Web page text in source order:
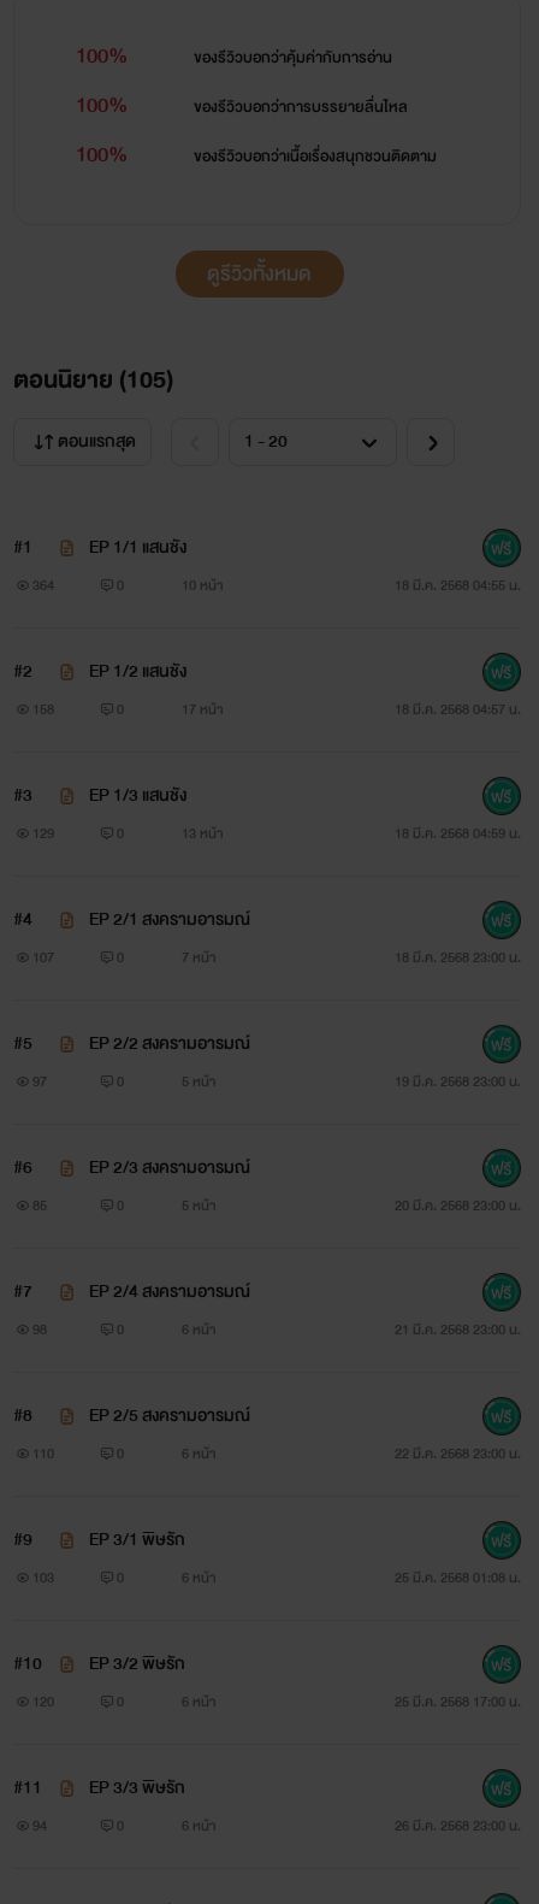
100% ของรีวิวบอกว่าคุ้มค่ากับการอ่าน
100% ของรีวิวบอกว่าการบรรยายลื่นไหล
100% ของรีวิวบอกว่าเนื้อเรื่องสนุกชวนติดตาม
ดูรีวิวทั้งหมด
ตอนนิยาย (105)
ตอนแรกสุด
#1 EP 1/1 แสนชัง
364 0 10 หน้า 18 มี.ค. 2568 04:55 น.
#2 EP 1/2 แสนชัง
158 0 17 หน้า 18 มี.ค. 2568 04:57 น.
#3 EP 1/3 แสนชัง
129 0 13 หน้า 18 มี.ค. 2568 04:59 น.
#4 EP 2/1 สงครามอารมณ์
107 0 7 หน้า 18 มี.ค. 2568 23:00 น.
#5 EP 2/2 สงครามอารมณ์
97 0 5 หน้า 19 มี.ค. 2568 23:00 น.
#6 EP 2/3 สงครามอารมณ์
85 0 5 หน้า 20 มี.ค. 2568 23:00 น.
#7 EP 2/4 สงครามอารมณ์
98 0 6 หน้า 21 มี.ค. 2568 23:00 น.
#8 EP 2/5 สงครามอารมณ์
110 0 6 หน้า 22 มี.ค. 2568 23:00 น.
#9 EP 3/1 พิษรัก
103 0 6 หน้า 25 มี.ค. 2568 01:08 น.
#10 EP 3/2 พิษรัก
120 0 6 หน้า 25 มี.ค. 2568 17:00 น.
#11 EP 3/3 พิษรัก
94 0 6 หน้า 26 มี.ค. 2568 23:00 น.